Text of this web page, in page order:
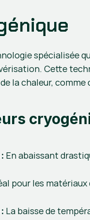
spécialisée
Cette
la chaleur,
En abaissant
pour les
La baisse de